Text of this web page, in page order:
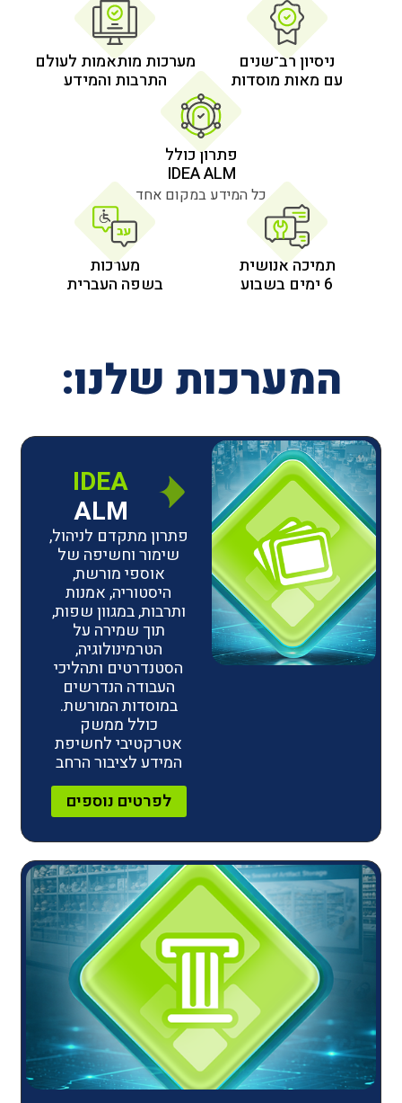
מוסדות
מערכות מותאמות לעולם
התרבות והמידע
כל המידע במקום אחד
מערכות
בשפה העברית
שלנו:
IDEA
ALM
פתרון מתקדם לניהול,
שימור וחשיפה של
אוספי מורשת,
היסטוריה, אמנות
ותרבות, במגוון שפות,
תוך שמירה על
הטרמינולוגיה,
הסטנדרטים ותהליכי
העבודה הנדרשים
במוסדות המורשת.
אטרקטיבי לחשיפת
המידע לציבור הרחב
לפרטים נוספים